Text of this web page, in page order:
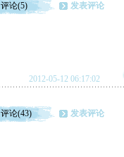
评论(5) 发表评论
2012-05-12 06:17:02
评论(43) 发表评论